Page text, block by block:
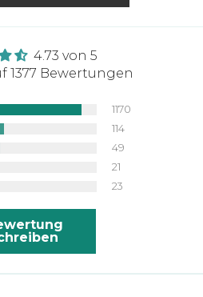
4.73 von 5
1377 Bewertungen
1170
114
49
21
23